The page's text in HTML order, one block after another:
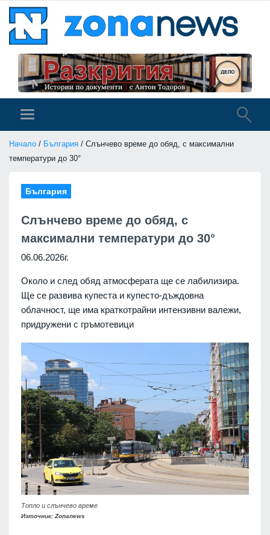
Начало / България / Слънчево време до обяд, с максимални
температури до 30°
България
Слънчево време до обяд, с
максимални температури до 30°
06.06.2026г.
Около и след обяд атмосферата ще се лабилизира.
Ще се развива купеста и купесто-дъждовна
облачност, ще има краткотрайни интензивни валежи,
придружени с гръмотевици
Топло и слънчево време
Източник: Zonanews